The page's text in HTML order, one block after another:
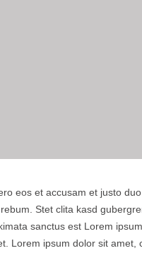
eos et accusam et justo
Stet clita kasd
sanctus est Lorem
Lorem ipsum dolor sit amet,